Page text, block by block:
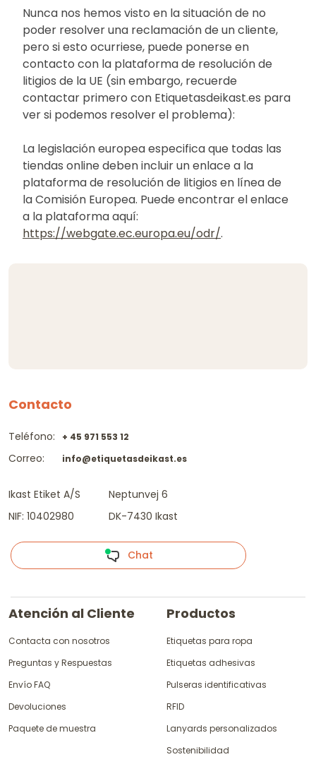
Nunca nos hemos visto en la situación de no
poder resolver una reclamación de un cliente,
pero si esto ocurriese, puede ponerse en
contacto con la plataforma de resolución de
litigios de la UE (sin embargo, recuerde
contactar primero con Etiquetasdeikast.es para
ver si podemos resolver el problema):
La legislación europea especifica que todas las
tiendas online deben incluir un enlace a la
plataforma de resolución de litigios en línea de
la Comisión Europea. Puede encontrar el enlace
a la plataforma aquí:
https://webgate.ec.europa.eu/odr/.
Contacto
Teléfono:
Correo:
+ 45 971 553 12
info@etiquetasdeikast.es
Ikast Etiket A/S
NIF: 10402980
Neptunvej 6
DK-7430 Ikast
Chat
Atención al Cliente
Contacta con nosotros
Preguntas y Respuestas
Envío FAQ
Devoluciones
Paquete de muestra
Productos
Etiquetas para ropa
Etiquetas adhesivas
Pulseras identificativas
RFID
Lanyards personalizados
Sostenibilidad